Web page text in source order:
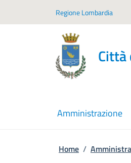
Regione Lombardia
Città
Amministrazione
Home /